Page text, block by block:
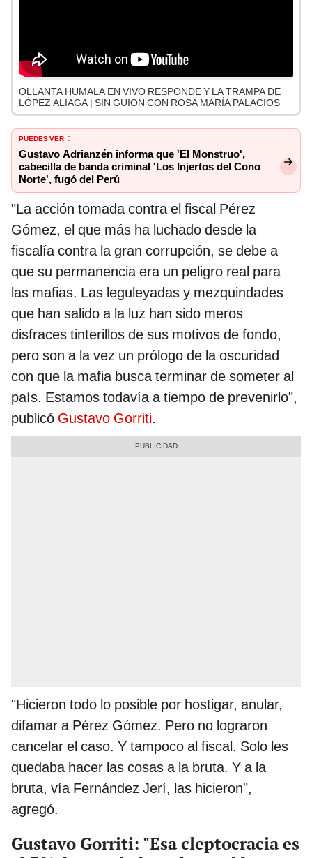
OLLANTA HUMALA EN VIVO RESPONDE Y LA TRAMPA DE
LÓPEZ ALIAGA | SIN GUION CON ROSA MARÍA PALACIOS
PUEDES VER :
Gustavo Adrianzén informa que 'El Monstruo',
cabecilla de banda criminal 'Los Injertos del Cono
Norte', fugó del Perú
"La acción tomada contra el fiscal Pérez
Gómez, el que más ha luchado desde la
fiscalía contra la gran corrupción, se debe a
que su permanencia era un peligro real para
las mafias. Las leguleyadas y mezquindades
que han salido a la luz han sido meros
disfraces tinterillos de sus motivos de fondo,
pero son a la vez un prólogo de la oscuridad
con que la mafia busca terminar de someter al
país. Estamos todavía a tiempo de prevenirlo",
publicó Gustavo Gorriti.
"Hicieron todo lo posible por hostigar, anular,
difamar a Pérez Gómez. Pero no lograron
cancelar el caso. Y tampoco al fiscal. Solo les
quedaba hacer las cosas a la bruta. Y a la
bruta, vía Fernández Jerí, las hicieron",
agregó.
Gustavo Gorriti: "Esa cleptocracia es